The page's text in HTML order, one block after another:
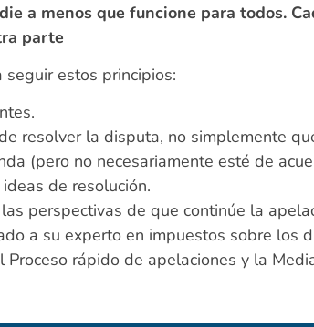
a menos que funcione para todos.
parte
estos principios:
resolver la disputa, no simplemente
(pero no necesariamente esté de
de resolución.
perspectivas de que continúe la
a su experto en impuestos sobre los
rápido de apelaciones y la